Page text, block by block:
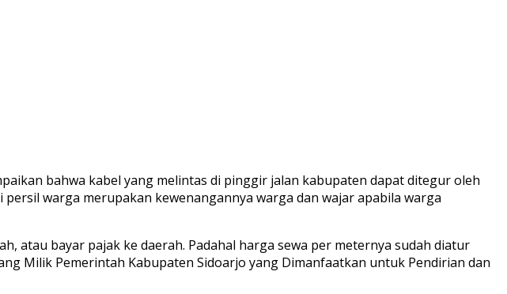
bahwa kabel yang melintas di pinggir jalan kabupaten dapat ditegur oleh
warga merupakan kewenangannya warga dan wajar apabila warga
atau bayar pajak ke daerah. Padahal harga sewa per meternya sudah diatur
Milik Pemerintah Kabupaten Sidoarjo yang Dimanfaatkan untuk Pendirian dan